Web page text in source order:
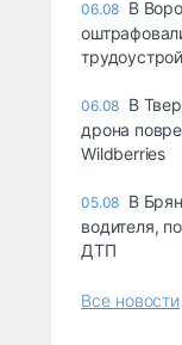
06.08 В
06.08 В
дрона
Wildberries
05.08 В
водителя,
ДТП
Все новости